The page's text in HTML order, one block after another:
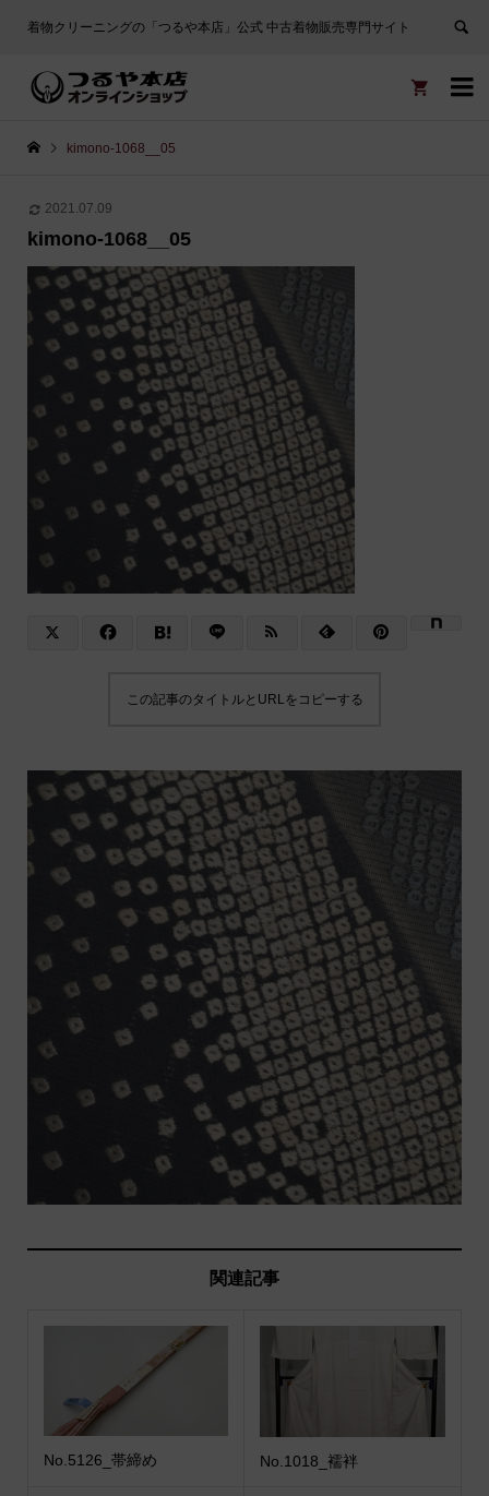
着物クリーニングの「つるや本店」公式 中古着物販売専門サイト


kimono-1068__05
2021.07.09
kimono-1068__05
この記事のタイトルとURLをコピーする
関連記事
No.5126_帯締め No.1018_襦袢